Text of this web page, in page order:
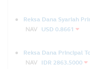
Reksa Dana Syariah
NAV
USD 0.8661
Reksa Dana Principal
NAV
IDR 2863.5000